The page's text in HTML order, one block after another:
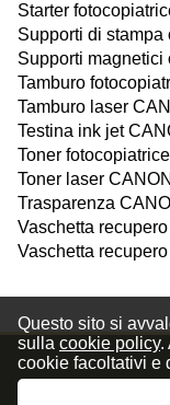
Questo sito si
sulla cookie policy.
cookie facoltativi e
Starter
Supporti di stampa
Supporti magnetici
Tamburo
Tamburo laser
Testina ink jet
Toner
Toner laser CANON
Trasparenza
Vaschetta
Vaschetta